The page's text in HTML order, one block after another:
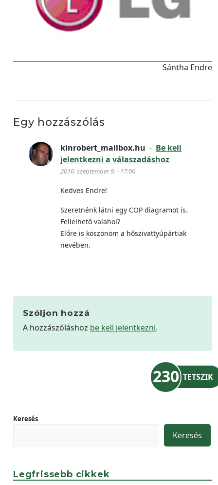
Sántha Endre
Egy hozzászólás
kinrobert_mailbox.hu - Be kell
jelentkezni a válaszadáshoz
2010. szeptember 9. - 17:00
Kedves Endre!
Szeretnénk látni egy COP diagramot is.
Fellelhető valahol?
Előre is köszönöm a hőszivattyúpártiak
nevében.
Szóljon hozzá
A hozzászóláshoz be kell jelentkezni.
230 TETSZIK
Keresés
Keresés
Legfrissebb cikkek